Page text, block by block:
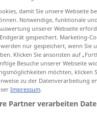
damit Sie unsere Webseite
Notwendige, funktionale
unserer Webseite
gespeichert. Marketing-
nur gespeichert, wenn Sie
Klicken Sie ansonsten auf
Besuche unserer Webseite
möchten, klicken
zu der Datenverarbeitung
Impressum.
Partner verarbeiten